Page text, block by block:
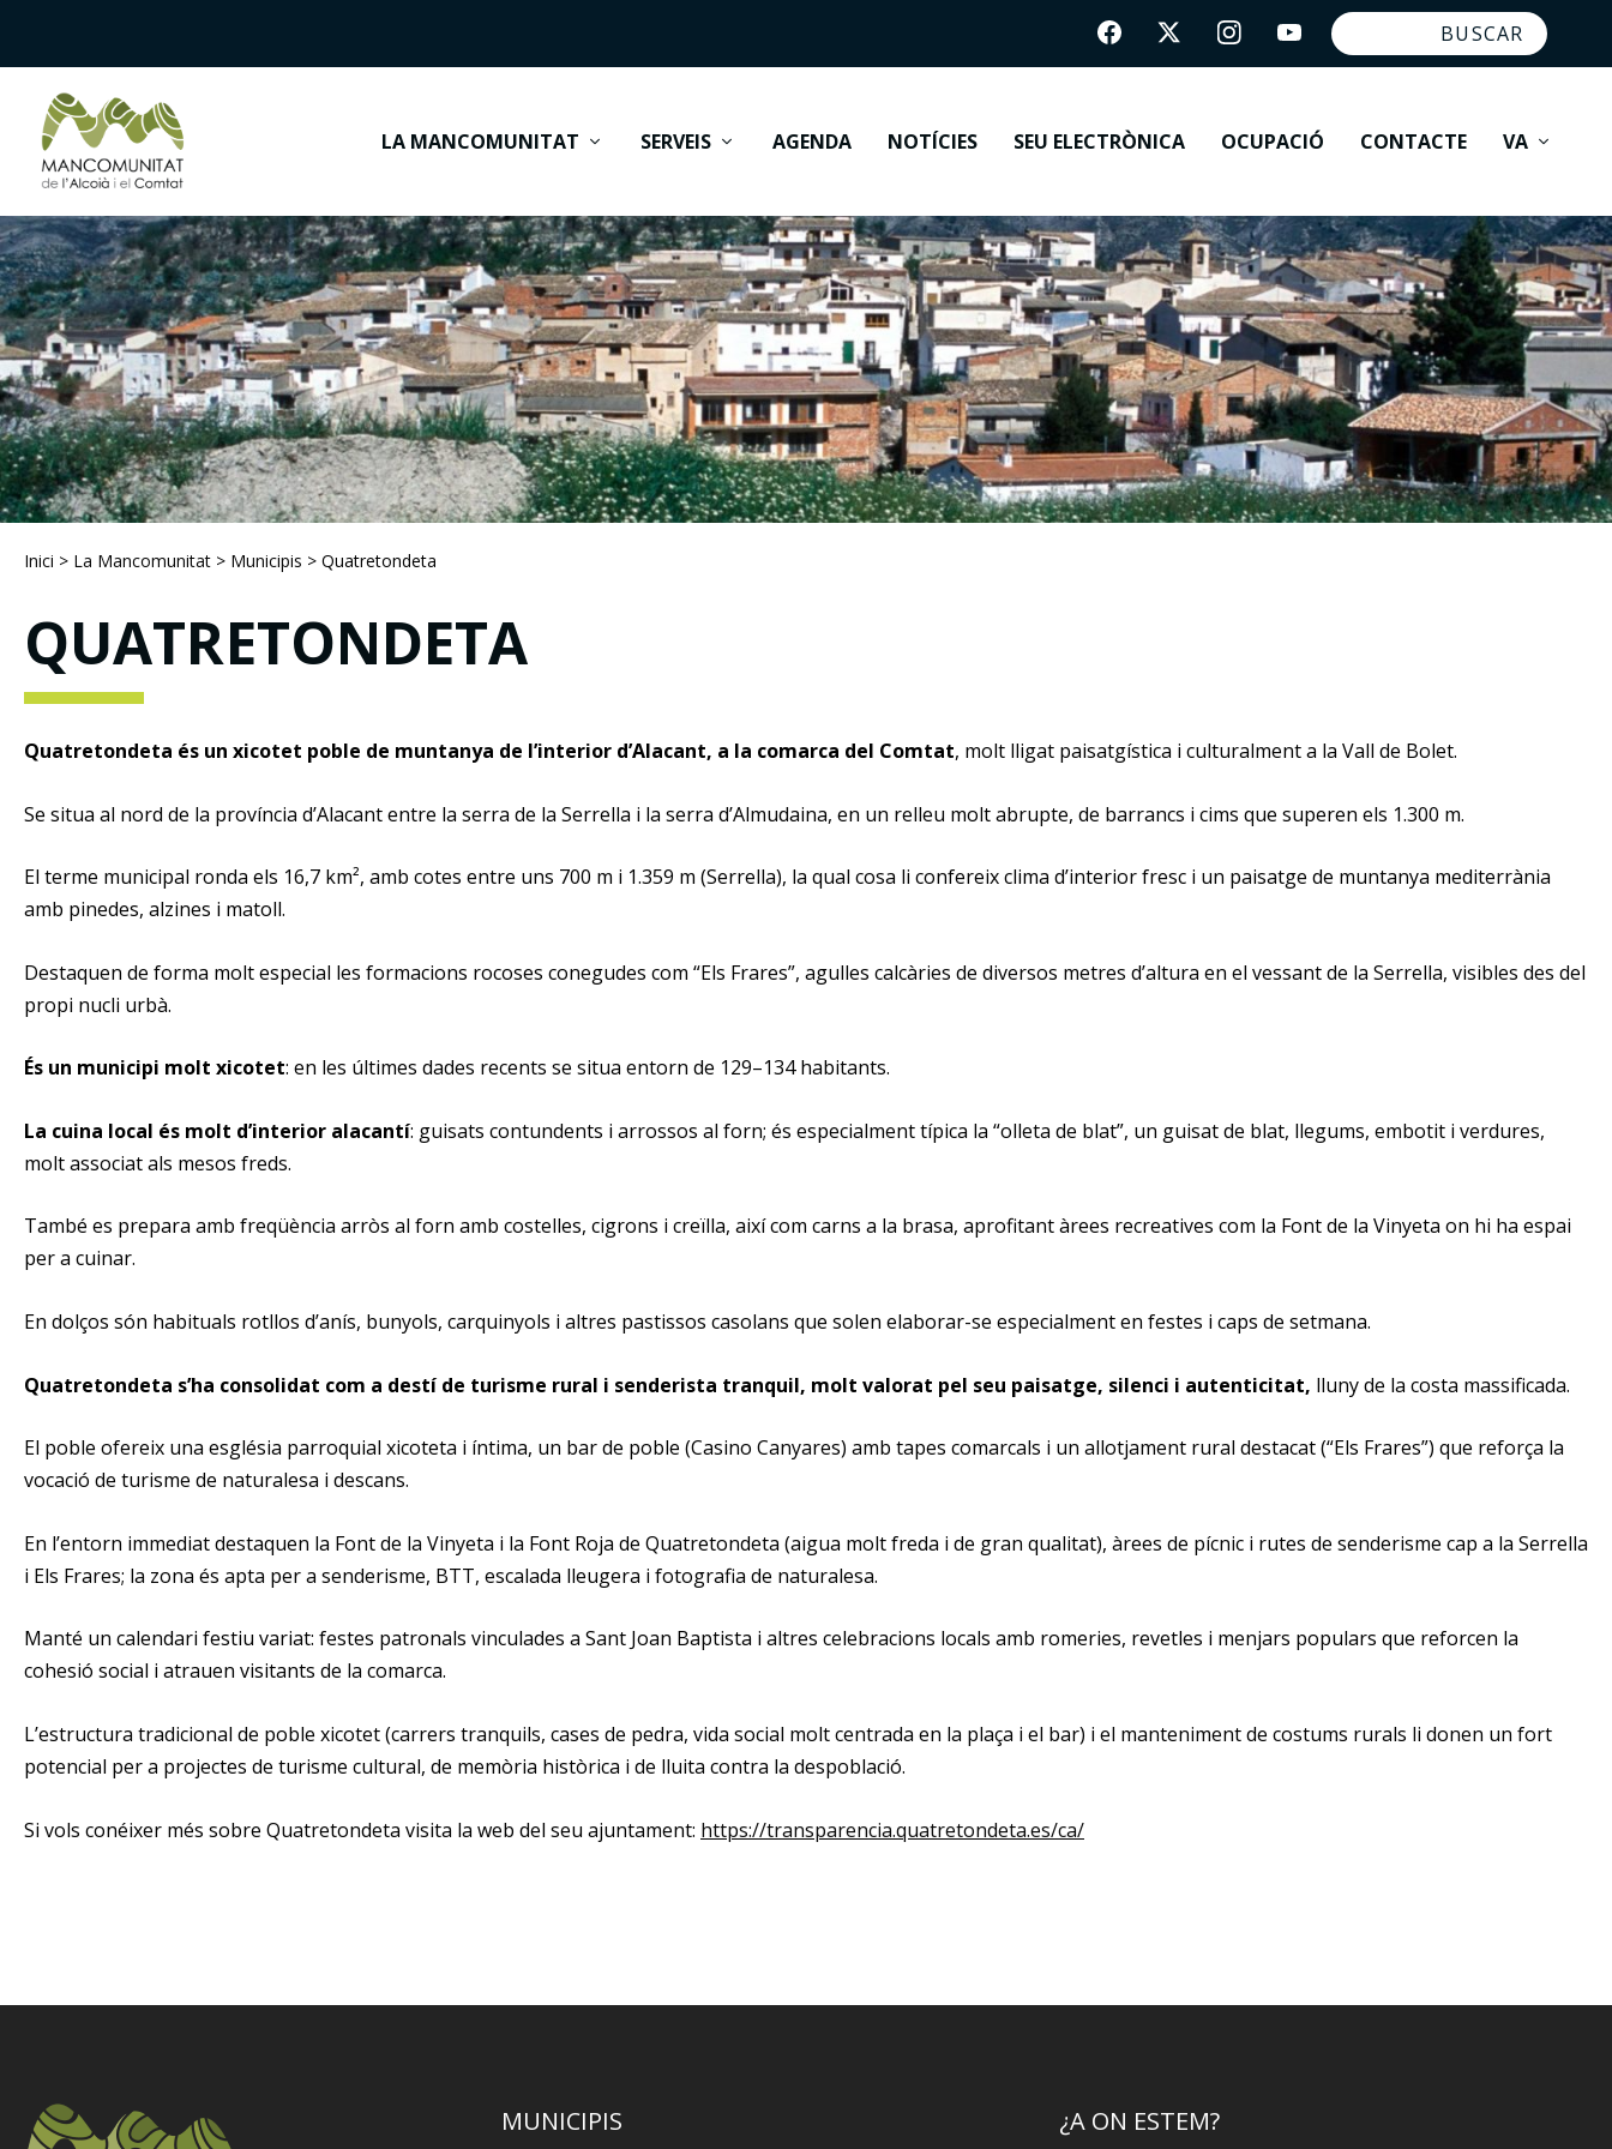
LA MANCOMUNITAT SERVEIS AGENDA NOTÍCIES SEU ELECTRÒNICA OCUPACIÓ CONTACTE VA
Inici > La Mancomunitat > Municipis > Quatretondeta
QUATRETONDETA
Quatretondeta és un xicotet poble de muntanya de l’interior d’Alacant, a la comarca del Comtat, molt lligat paisatgística i culturalment a la Vall de Bolet.
Se situa al nord de la província d’Alacant entre la serra de la Serrella i la serra d’Almudaina, en un relleu molt abrupte, de barrancs i cims que superen els 1.300 m.
El terme municipal ronda els 16,7 km², amb cotes entre uns 700 m i 1.359 m (Serrella), la qual cosa li confereix clima d’interior fresc i un paisatge de muntanya mediterrània
amb pinedes, alzines i matoll.
Destaquen de forma molt especial les formacions rocoses conegudes com “Els Frares”, agulles calcàries de diversos metres d’altura en el vessant de la Serrella, visibles des del
propi nucli urbà.
És un municipi molt xicotet: en les últimes dades recents se situa entorn de 129–134 habitants.
La cuina local és molt d’interior alacantí: guisats contundents i arrossos al forn; és especialment típica la “olleta de blat”, un guisat de blat, llegums, embotit i verdures,
molt associat als mesos freds.
També es prepara amb freqüència arròs al forn amb costelles, cigrons i creïlla, així com carns a la brasa, aprofitant àrees recreatives com la Font de la Vinyeta on hi ha espai
per a cuinar.
En dolços són habituals rotllos d’anís, bunyols, carquinyols i altres pastissos casolans que solen elaborar-se especialment en festes i caps de setmana.
Quatretondeta s’ha consolidat com a destí de turisme rural i senderista tranquil, molt valorat pel seu paisatge, silenci i autenticitat, lluny de la costa massificada.
El poble ofereix una església parroquial xicoteta i íntima, un bar de poble (Casino Canyares) amb tapes comarcals i un allotjament rural destacat (“Els Frares”) que reforça la
vocació de turisme de naturalesa i descans.
En l’entorn immediat destaquen la Font de la Vinyeta i la Font Roja de Quatretondeta (aigua molt freda i de gran qualitat), àrees de pícnic i rutes de senderisme cap a la Serrella
i Els Frares; la zona és apta per a senderisme, BTT, escalada lleugera i fotografia de naturalesa.
Manté un calendari festiu variat: festes patronals vinculades a Sant Joan Baptista i altres celebracions locals amb romeries, revetles i menjars populars que reforcen la
cohesió social i atrauen visitants de la comarca.
L’estructura tradicional de poble xicotet (carrers tranquils, cases de pedra, vida social molt centrada en la plaça i el bar) i el manteniment de costums rurals li donen un fort
potencial per a projectes de turisme cultural, de memòria històrica i de lluita contra la despoblació.
Si vols conéixer més sobre Quatretondeta visita la web del seu ajuntament: https://transparencia.quatretondeta.es/ca/
MUNICIPIS
¿A ON ESTEM?